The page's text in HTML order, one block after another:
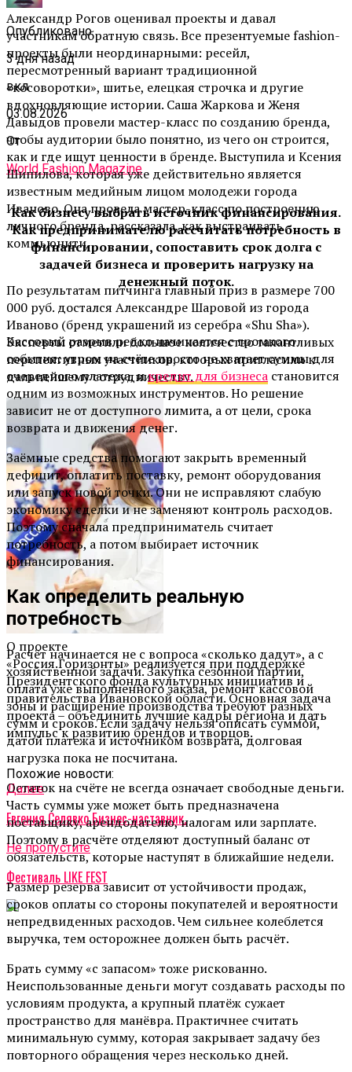
Александр Рогов оценивал проекты и давал
участникам обратную связь. Все презентуемые fashion-
проекты были неординарными: ресейл,
пересмотренный вариант традиционной
«косоворотки», шитье, елецкая строчка и другие
вдохновляющие истории. Саша Жаркова и Женя
Давыдов провели мастер-класс по созданию бренда,
чтобы аудитории было понятно, из чего он строится,
как и где ищут ценности в бренде. Выступила и Ксения
Шипилова, которая уже действительно является
известным медийным лицом молодежи города
Иваново. Она провела мастер-класс по построению
личного бренда, рассказала, как выстраивать
коммьюнити.
По результатам питчинга главный приз в размере 700
000 руб. достался Александре Шаровой из города
Иваново (бренд украшений из серебра «Shu Sha»).
Эксперты отметили большое количество талантливых
перспективных участников, которых пригласили к
дальнейшему сотрудничеству.
О проекте
«Россия.Горизонты» реализуется при поддержке
Президентского фонда культурных инициатив и
правительства Ивановской области. Основная задача
проекта – объединить лучшие кадры региона и дать
импульс к развитию брендов и творцов.
Похожие новости:
Далее
Евгения Селявко Бизнес-наставник.
Не пропустите
Фестиваль LIKE FEST
Опубликовано
3 дня назад
вкл
03.08.2026
От
World Fashion Magazine
Как бизнесу выбрать источник финансирования.
Как предпринимателю рассчитать потребность в
финансировании, сопоставить срок долга с
задачей бизнеса и проверить нагрузку на
денежный поток.
Кассовый разрыв редко начинается с громкого
события: утром на счёте просто не хватает суммы для
очередного платежа, икредит для бизнеса становится
одним из возможных инструментов. Но решение
зависит не от доступного лимита, а от цели, срока
возврата и движения денег.
Заёмные средства помогают закрыть временный
дефицит, оплатить поставку, ремонт оборудования
или запуск новой точки. Они не исправляют слабую
экономику сделки и не заменяют контроль расходов.
Поэтому сначала предприниматель считает
потребность, а потом выбирает источник
финансирования.
Как определить реальную
потребность
Расчёт начинается не с вопроса «сколько дадут», а с
хозяйственной задачи. Закупка сезонной партии,
оплата уже выполненного заказа, ремонт кассовой
зоны и расширение производства требуют разных
сумм и сроков. Если задачу нельзя описать суммой,
датой платежа и источником возврата, долговая
нагрузка пока не посчитана.
Остаток на счёте не всегда означает свободные деньги.
Часть суммы уже может быть предназначена
поставщику, арендодателю, налогам или зарплате.
Поэтому в расчёте отделяют доступный баланс от
обязательств, которые наступят в ближайшие недели.
Размер резерва зависит от устойчивости продаж,
сроков оплаты со стороны покупателей и вероятности
непредвиденных расходов. Чем сильнее колеблется
выручка, тем осторожнее должен быть расчёт.
Брать сумму «с запасом» тоже рискованно.
Неиспользованные деньги могут создавать расходы по
условиям продукта, а крупный платёж сужает
пространство для манёвра. Практичнее считать
минимальную сумму, которая закрывает задачу без
повторного обращения через несколько дней.